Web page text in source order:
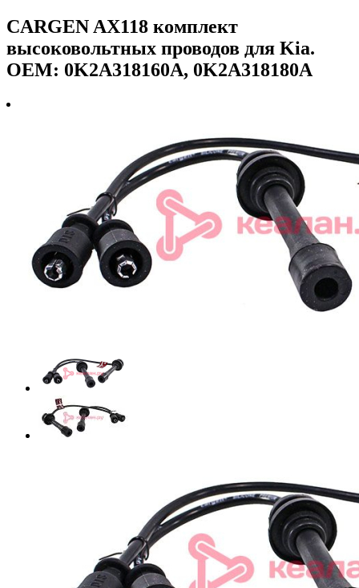
CARGEN AX118 комплект
высоковольтных проводов для Kia.
OEM: 0K2A318160A, 0K2A318180A